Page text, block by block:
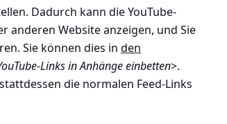
Dadurch kann die YouTube-
anderen Website anzeigen, und Sie
Sie können dies in den
Links in Anhänge einbetten>.
die normalen Feed-Links